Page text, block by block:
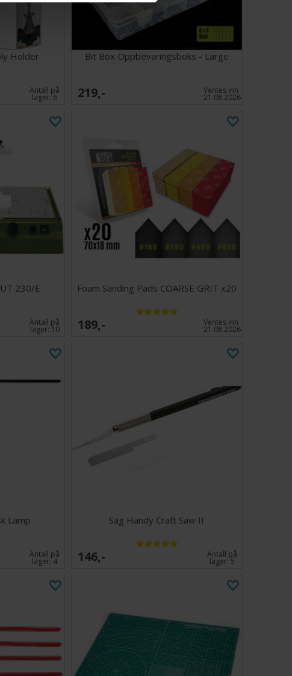
Holder
Antall på
lager:6
Bit Box Oppbevaringsboks - Large
219,- Ventes inn
21.08.2026
230/E
Antall på
lager: 10
Foam Sanding Pads COARSE GRIT x20
189,- Ventes inn
21.08.2026
Lamp
Antall på
lager:4
Sag Handy Craft Saw II
146,- Antall på
lager:5